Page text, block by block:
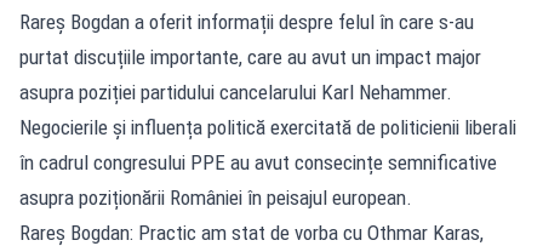
Rareș Bogdan a oferit informații despre felul în care s-au
purtat discuțiile importante, care au avut un impact major
asupra poziției partidului cancelarului Karl Nehammer.
Negocierile și influența politică exercitată de politicienii liberali
în cadrul congresului PPE au avut consecințe semnificative
asupra poziționării României în peisajul european.
Rareș Bogdan: Practic am stat de vorba cu Othmar Karas,